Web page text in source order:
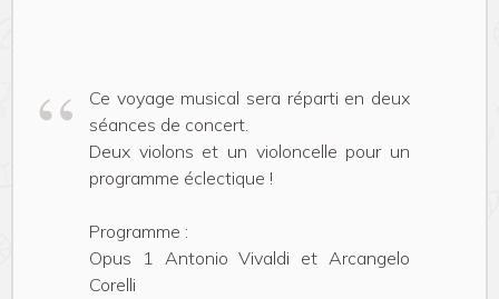
Ce voyage musical sera réparti en deux
séances de concert.
Deux violons et un violoncelle pour un
programme éclectique !
Programme :
Opus 1 Antonio Vivaldi et Arcangelo
Corelli